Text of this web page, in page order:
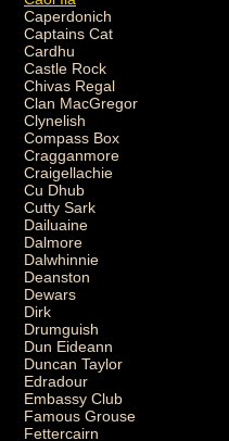
Caperdonich
Captains Cat
Cardhu
Castle Rock
Chivas Regal
Clan MacGregor
Clynelish
Compass Box
Cragganmore
Craigellachie
Cu Dhub
Cutty Sark
Dailuaine
Dalmore
Dalwhinnie
Deanston
Dewars
Dirk
Drumguish
Dun Eideann
Duncan Taylor
Edradour
Embassy Club
Famous Grouse
Fettercairn